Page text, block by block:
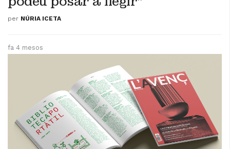
per NÚRIA ICETA
fa 4 mesos